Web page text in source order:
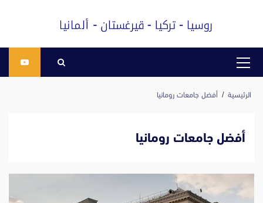
القائمة
الرئيسية أفضل جامعات رومانيا
أفضل جامعات رومانيا